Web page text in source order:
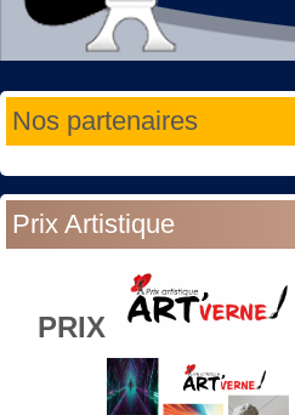
Nos partenaires
Prix Artistique
PRIX